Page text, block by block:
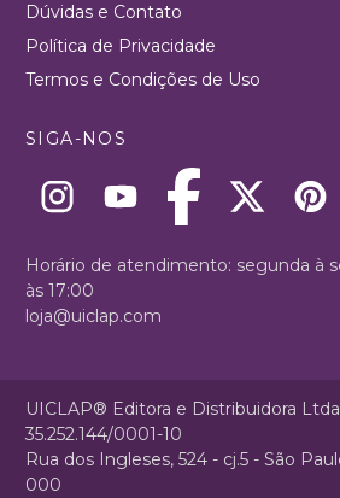
Dúvidas e Contato
Política de Privacidade
Termos e Condições de Uso
SIGA-NOS
Horário de atendimento: segunda à
às 17:00
loja@uiclap.com
UICLAP® Editora e Distribuidora
35.252.144/0001-10
Rua dos Ingleses, 524 - cj.5 - São
000